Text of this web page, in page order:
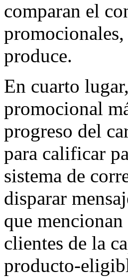
comparan el
produce.
En cuarto
promocional
progreso del
para calificar
sistema de
disparar
que
clientes de la
producto-